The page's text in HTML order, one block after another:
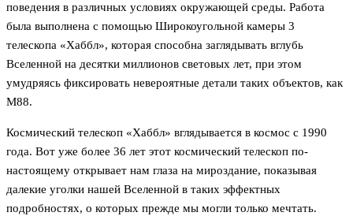
поведения в различных условиях окружающей среды. Работа
была выполнена с помощью Широкоугольной камеры 3
телескопа «Хаббл», которая способна заглядывать вглубь
Вселенной на десятки миллионов световых лет, при этом
умудряясь фиксировать невероятные детали таких объектов, как
М88.
Космический телескоп «Хаббл» вглядывается в космос с 1990
года. Вот уже более 36 лет этот космический телескоп по-
настоящему открывает нам глаза на мироздание, показывая
далекие уголки нашей Вселенной в таких эффектных
подробностях, о которых прежде мы могли только мечтать.